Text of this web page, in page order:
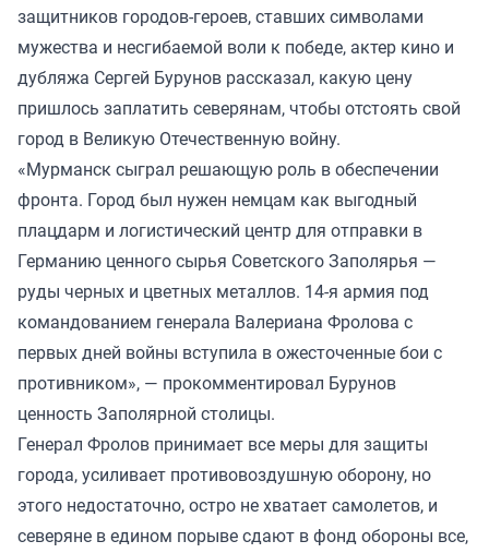
защитников городов-героев, ставших символами
мужества и несгибаемой воли к победе, актер кино и
дубляжа Сергей Бурунов рассказал, какую цену
пришлось заплатить северянам, чтобы отстоять свой
город в Великую Отечественную войну.
«Мурманск сыграл решающую роль в обеспечении
фронта. Город был нужен немцам как выгодный
плацдарм и логистический центр для отправки в
Германию ценного сырья Советского Заполярья —
руды черных и цветных металлов. 14-я армия под
командованием генерала Валериана Фролова с
первых дней войны вступила в ожесточенные бои с
противником», — прокомментировал Бурунов
ценность Заполярной столицы.
Генерал Фролов принимает все меры для защиты
города, усиливает противовоздушную оборону, но
этого недостаточно, остро не хватает самолетов, и
северяне в едином порыве сдают в фонд обороны все,